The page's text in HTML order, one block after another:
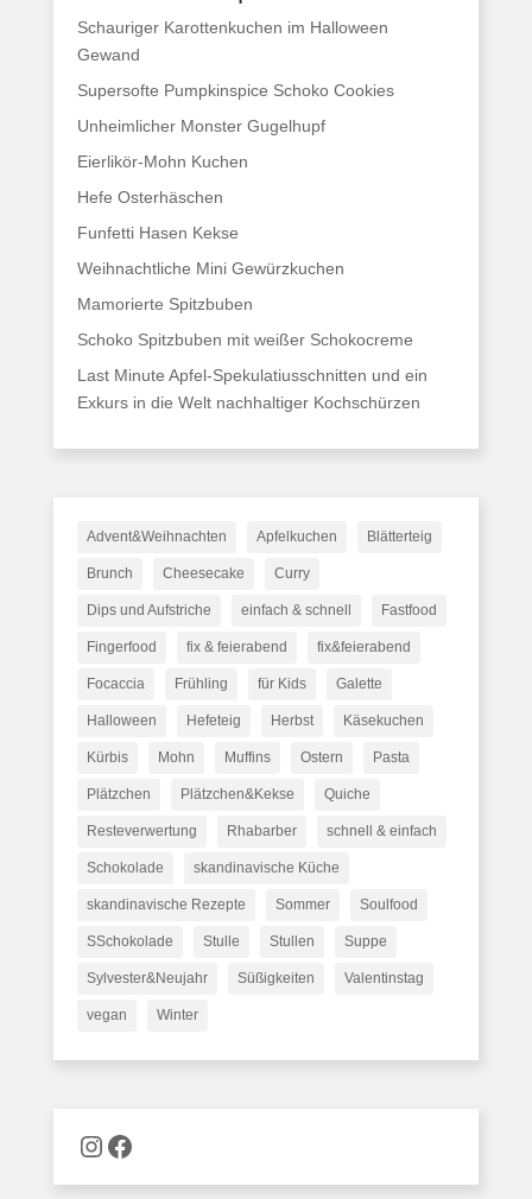
Schauriger Karottenkuchen im Halloween
Gewand
Supersofte Pumpkinspice Schoko Cookies
Unheimlicher Monster Gugelhupf
Eierlikör-Mohn Kuchen
Hefe Osterhäschen
Funfetti Hasen Kekse
Weihnachtliche Mini Gewürzkuchen
Mamorierte Spitzbuben
Schoko Spitzbuben mit weißer Schokocreme
Last Minute Apfel-Spekulatiusschnitten und ein
Exkurs in die Welt nachhaltiger Kochschürzen
Advent&Weihnachten Apfelkuchen Blätterteig
Brunch Cheesecake Curry
Dips und Aufstriche einfach & schnell Fastfood
Fingerfood fix & feierabend fix&feierabend
Focaccia Frühling für Kids Galette
Halloween Hefeteig Herbst Käsekuchen
Kürbis Mohn Muffins Ostern Pasta
Plätzchen Plätzchen&Kekse Quiche
Resteverwertung Rhabarber schnell & einfach
Schokolade skandinavische Küche
skandinavische Rezepte Sommer Soulfood
SSchokolade Stulle Stullen Suppe
Sylvester&Neujahr Süßigkeiten Valentinstag
vegan Winter
Naschware auf Instagram Facebook